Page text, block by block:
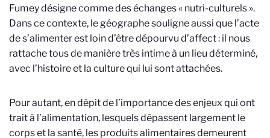
Fumey désigne comme des échanges « nutri-culturels ».
Dans ce contexte, le géographe souligne aussi que l’acte
de s’alimenter est loin d’être dépourvu d’affect : il nous
rattache tous de manière très intime à un lieu déterminé,
avec l’histoire et la culture qui lui sont attachées.
Pour autant, en dépit de l’importance des enjeux qui ont
trait à l’alimentation, lesquels dépassent largement le
corps et la santé, les produits alimentaires demeurent